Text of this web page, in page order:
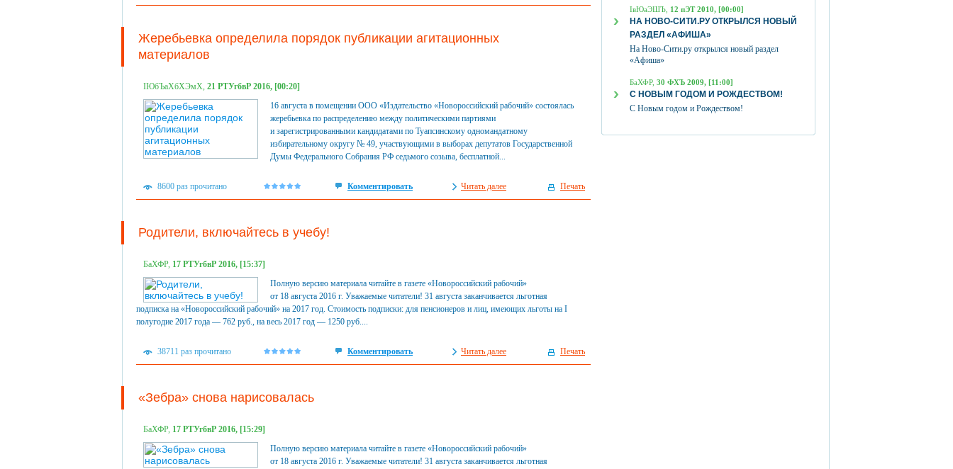
Жеребьевка определила порядок публикации агитационных
материалов
ІЮбЪаХбХЭмХ, 21 РТУгбвР 2016, [00:20]
16 августа в помещении ООО «Издательство «Новороссийский рабочий» состоялась
жеребьевка по распределению между политическими партиями
и зарегистрированными кандидатами по Туапсинскому одномандатному
избирательному округу № 49, участвующими в выборах депутатов Государственной
Думы Федерального Собрания РФ седьмого созыва, бесплатной...
8600 раз прочитано Комментировать Читать далее Печать
Родители, включайтесь в учебу!
БаХФР, 17 РТУгбвР 2016, [15:37]
Полную версию материала читайте в газете «Новороссийский рабочий»
от 18 августа 2016 г. Уважаемые читатели! 31 августа заканчивается льготная
подписка на «Новороссийский рабочий» на 2017 год. Стоимость подписки: для пенсионеров и лиц, имеющих льготы на I
полугодие 2017 года — 762 руб., на весь 2017 год — 1250 руб....
38711 раз прочитано Комментировать Читать далее Печать
«Зебра» снова нарисовалась
БаХФР, 17 РТУгбвР 2016, [15:29]
Полную версию материала читайте в газете «Новороссийский рабочий»
от 18 августа 2016 г. Уважаемые читатели! 31 августа заканчивается льготная
ІвЮаЭШЪ, 12 пЭТ 2010, [00:00]
НА НОВО-СИТИ.РУ ОТКРЫЛСЯ НОВЫЙ
РАЗДЕЛ «АФИША»
На Ново-Сити.ру открылся новый раздел
«Афиша»
БаХФР, 30 ФХЪ 2009, [11:00]
С НОВЫМ ГОДОМ И РОЖДЕСТВОМ!
С Новым годом и Рождеством!